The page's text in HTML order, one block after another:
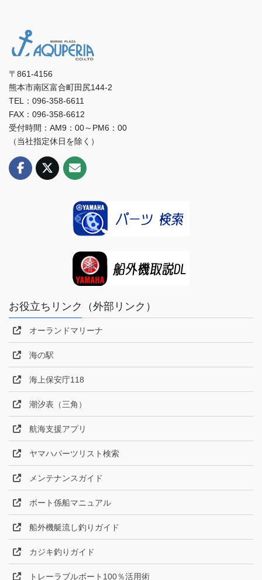
〒861-4156
熊本市南区富合町田尻144-2
TEL：096-358-6611
FAX：096-358-6612
受付時間：AM9：00～PM6：00
（当社指定休日を除く）
お役立ちリンク（外部リンク）
オーランドマリーナ
海の駅
海上保安庁118
潮汐表（三角）
航海支援アプリ
ヤマハパーツリスト検索
メンテナンスガイド
ボート係船マニュアル
船外機艇流し釣りガイド
カジキ釣りガイド
トレーラブルボート100％活用術